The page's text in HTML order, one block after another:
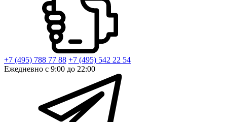
+7 (495) 788 77 88 +7 (495) 542 22 54
Ежедневно с 9:00 до 22:00